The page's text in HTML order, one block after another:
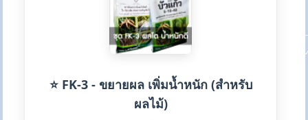
⭐ FK-3 - ขยายผล เพิ่มน้ำหนัก (สำหรับ
ผลไม้)